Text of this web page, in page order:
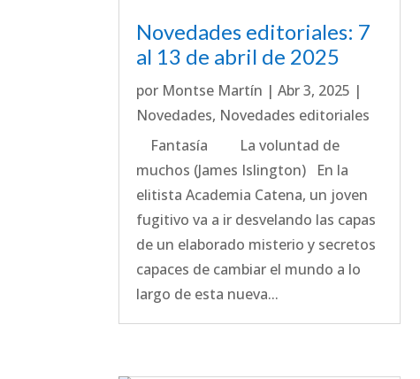
Novedades editoriales: 7
al 13 de abril de 2025
por Montse Martín |Abr 3, 2025 |
Novedades, Novedades editoriales
Fantasía La voluntad de
muchos (James Islington) En la
elitista Academia Catena, un joven
fugitivo va a ir desvelando las capas
de un elaborado misterio y secretos
capaces de cambiar el mundo a lo
largo de esta nueva...